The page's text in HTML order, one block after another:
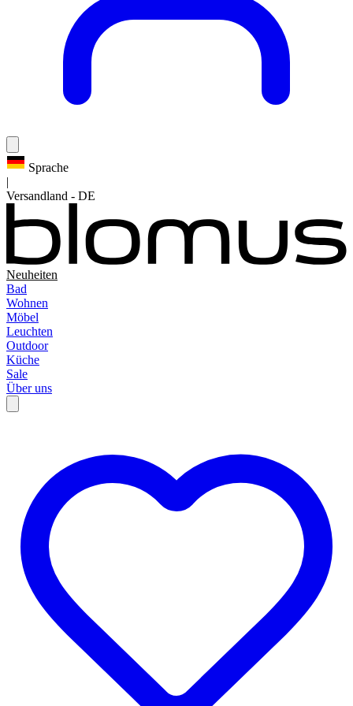
Sprache
|
Versandland - DE
Neuheiten
Bad
Wohnen
Möbel
Leuchten
Outdoor
Küche
Sale
Über uns